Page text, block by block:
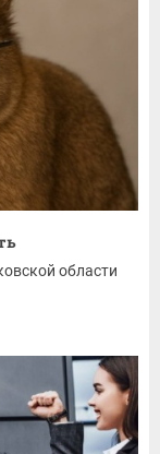
области